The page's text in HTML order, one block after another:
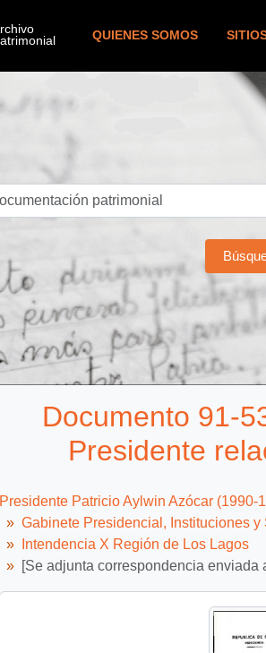
QUIENES SOMOS
Documento 91-
Presidente
Presidente Patricio Aylwin Azócar (1990-
Gabinete Presidencial, Instituciones y
Intendencia X Región de Los Lagos
[Se adjunta correspondencia